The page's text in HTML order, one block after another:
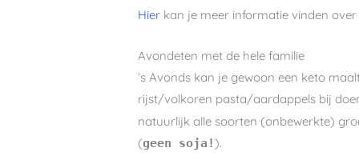
Hier kan je meer informatie vinden
Avondeten met de hele familie
’s Avonds kan je gewoon een keto
rijst/volkoren pasta/aardappels bij
natuurlijk alle soorten (onbewerkte)
(geen soja!).